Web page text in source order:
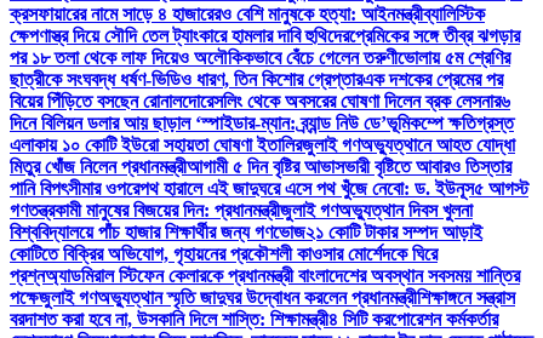
ক্রসফায়ারের নামে সাড়ে ৪ হাজারেরও বেশি মানুষকে হত্যা: আইনমন্ত্রীব্যালিস্টিক
ক্ষেপণাস্ত্র দিয়ে সৌদি তেল ট্যাংকারে হামলার দাবি হুথিদেরপ্রেমিকের সঙ্গে তীব্র ঝগড়ার
পর ১৮ তলা থেকে লাফ দিয়েও অলৌকিকভাবে বেঁচে গেলেন তরুণীভোলায় ৫ম শ্রেণির
ছাত্রীকে সংঘবদ্ধ ধর্ষণ-ভিডিও ধারণ, তিন কিশোর গ্রেপ্তারএক দশকের প্রেমের পর
বিয়ের পিঁড়িতে বসছেন রোনালদোরেসলিং থেকে অবসরের ঘোষণা দিলেন ব্রক লেসনার৬
দিনে বিলিয়ন ডলার আয় ছাড়াল ‘স্পাইডার-ম্যান: ব্র্যান্ড নিউ ডে’ভূমিকম্পে ক্ষতিগ্রস্ত
এলাকায় ১০ কোটি ইউরো সহায়তা ঘোষণা ইতালিরজুলাই গণঅভ্যুত্থানে আহত যোদ্ধা
মিতুর খোঁজ নিলেন প্রধানমন্ত্রীআগামী ৫ দিন বৃষ্টির আভাসভারী বৃষ্টিতে আবারও তিস্তার
পানি বিপৎসীমার ওপরেপথ হারালে এই জাদুঘরে এসে পথ খুঁজে নেবো: ড. ইউনূস৫ আগস্ট
গণতন্ত্রকামী মানুষের বিজয়ের দিন: প্রধানমন্ত্রীজুলাই গণঅভ্যুত্থান দিবস খুলনা
বিশ্ববিদ্যালয়ে পাঁচ হাজার শিক্ষার্থীর জন্য গণভোজ২১ কোটি টাকার সম্পদ আড়াই
কোটিতে বিক্রির অভিযোগ, গৃহায়নের প্রকৌশলী কাওসার মোর্শেদকে ঘিরে
প্রশ্নঅ্যাডমিরাল স্টিফেন কেলারকে প্রধানমন্ত্রী বাংলাদেশের অবস্থান সবসময় শান্তির
পক্ষেজুলাই গণঅভ্যুত্থান স্মৃতি জাদুঘর উদ্বোধন করলেন প্রধানমন্ত্রীশিক্ষাঙ্গনে সন্ত্রাস
বরদাশত করা হবে না, উসকানি দিলে শাস্তি: শিক্ষামন্ত্রী৪ সিটি করপোরেশন কর্মকর্তার